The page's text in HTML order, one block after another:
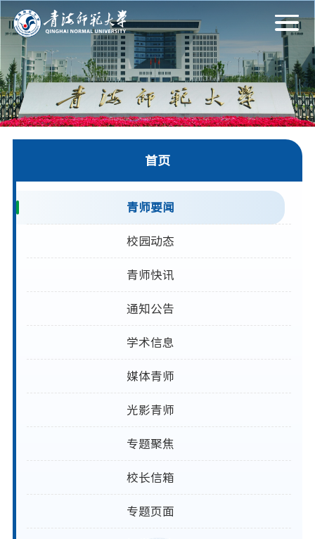
首页
青师要闻
校园动态
青师快讯
通知公告
学术信息
媒体青师
光影青师
专题聚焦
校长信箱
专题页面